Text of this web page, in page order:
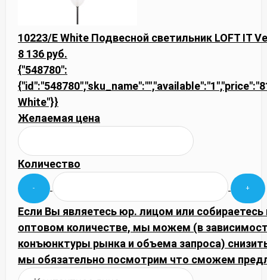
10223/E White Подвесной светильник LOFT IT
8 136 руб.
{"548780":
White"}}
Желаемая цена
Количество
Если Вы являетесь юр. лицом или собираетесь
оптовом количестве, мы можем (в
конъюнктуры рынка и объема запроса)
мы обязательно посмотрим что сможем